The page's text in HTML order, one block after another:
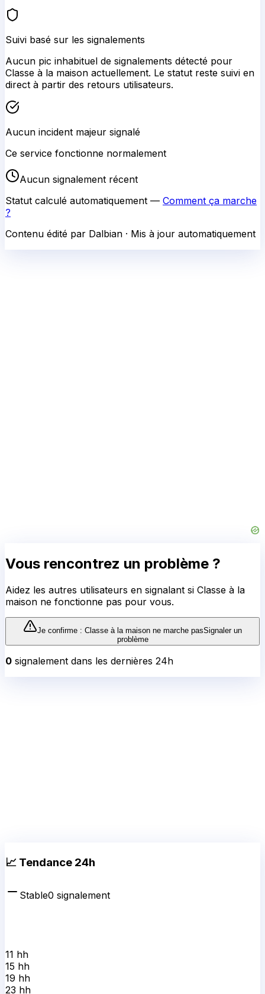
Suivi basé sur les signalements
Aucun pic inhabituel de signalements détecté pour
Classe à la maison actuellement. Le statut reste suivi en
direct à partir des retours utilisateurs.
Aucun incident majeur signalé
Ce service fonctionne normalement
Aucun signalement récent
Statut calculé automatiquement — Comment ça marche
?
Contenu édité par Dalbian · Mis à jour automatiquement
Vous rencontrez un problème ?
Aidez les autres utilisateurs en signalant si Classe à la
maison ne fonctionne pas pour vous.
Je confirme : Classe à la maison ne marche pasSignaler un
problème
0 signalement dans les dernières 24h
📈 Tendance 24h
Stable0 signalement
11 hh
15 hh
19 hh
23 hh